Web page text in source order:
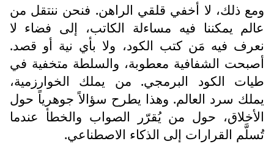
ومع ذلك، لا أخفي قلقي الراهن. فنحن ننتقل من
عالم يمكننا فيه مساءلة الكاتب، إلى فضاء لا
نعرف فيه مَن كتب الكود، ولا بأي نية أو قصد.
أصبحت الشفافية معطوبة، والسلطة متخفية في
طيات الكود البرمجي. من يملك الخوارزمية،
يملك سرد العالم. وهذا يطرح سؤالاً جوهرياً حول
الأخلاق، حول من يُقرّر الصواب والخطأ عندما
تُسلَّم القرارات إلى الذكاء الاصطناعي.